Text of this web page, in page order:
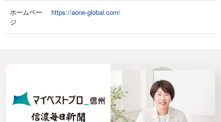
ホームペー
ジ
https://aone-global.com/